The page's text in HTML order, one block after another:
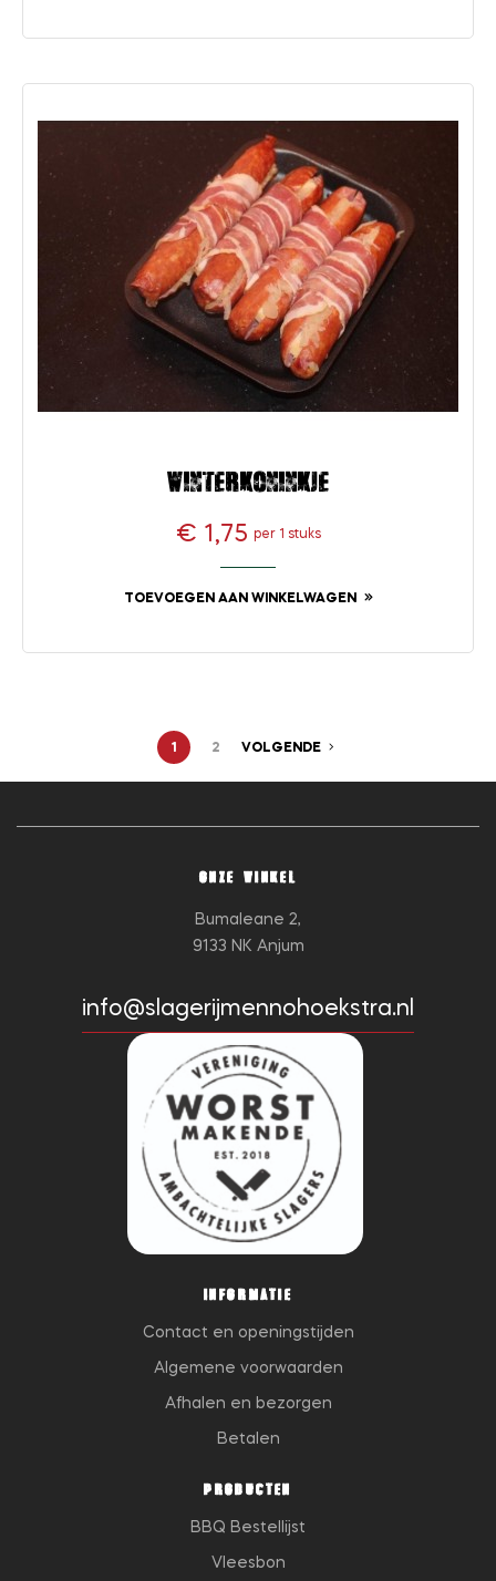
Winterkoninkje
Prijs
€ 1,75 per 1 stuks
TOEVOEGEN AAN WINKELWAGEN
1 2 VOLGENDE
ONZE WINKEL
Bumaleane 2,
9133 NK Anjum
info@slagerijmennohoekstra.nl
INFORMATIE
Contact en openingstijden
Algemene voorwaarden
Afhalen en bezorgen
Betalen
PRODUCTEN
BBQ Bestellijst
Vleesbon